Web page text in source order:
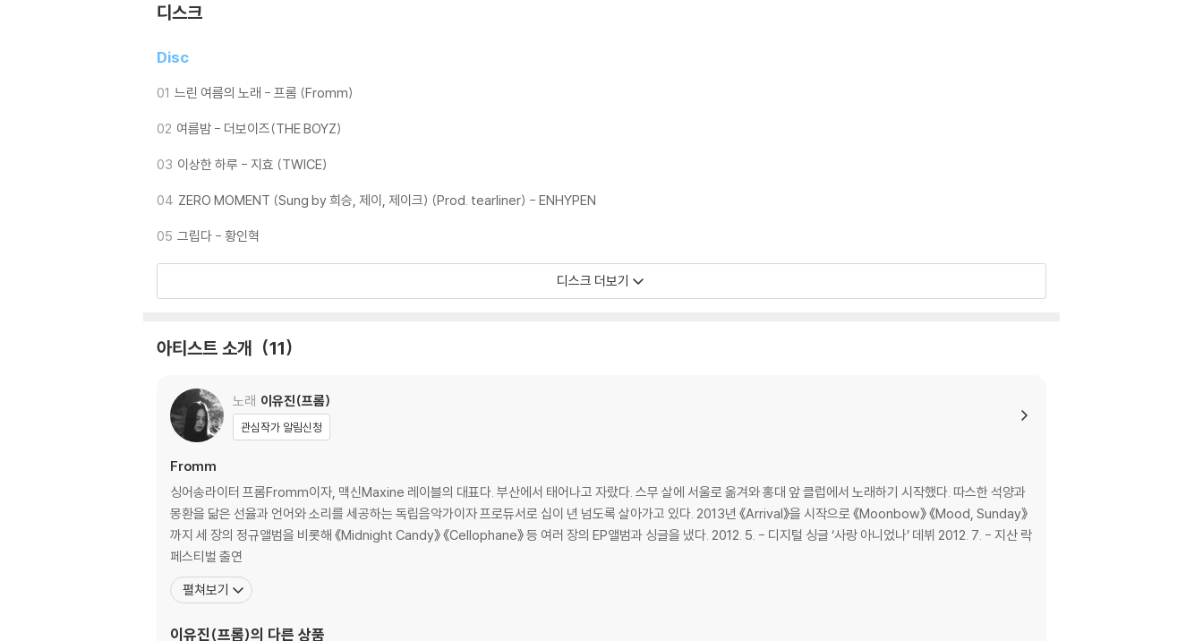
디스크
Disc
01 느린 여름의 노래 - 프롬 (Fromm)
02 여름밤 - 더보이즈(THE BOYZ)
03 이상한 하루 - 지효 (TWICE)
04 ZERO MOMENT (Sung by 희승, 제이, 제이크) (Prod. tearliner) - ENHYPEN
05 그립다 - 황인혁
디스크 더보기
아티스트 소개 11
노래 이유진(프롬)
관심작가 알림신청
Fromm
싱어송라이터 프롬Fromm이자, 맥신Maxine 레이블의 대표다. 부산에서 태어나고 자랐다. 스무 살에 서울로 옮겨와 홍대 앞 클럽에서 노래하기 시작했다. 따스한 석양과
몽환을 닮은 선율과 언어와 소리를 세공하는 독립음악가이자 프로듀서로 십이 년 넘도록 살아가고 있다. 2013년 《Arrival》을 시작으로 《Moonbow》 《Mood, Sunday》
까지 세 장의 정규앨범을 비롯해 《Midnight Candy》 《Cellophane》 등 여러 장의 EP앨범과 싱글을 냈다. 2012. 5. - 디지털 싱글 ‘사랑 아니었나’ 데뷔 2012. 7. - 지산 락
페스티벌 출연
펼쳐보기
이유진(프롬)의 다른 상품